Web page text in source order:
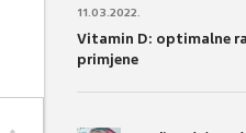
11.03.2022.
Vitamin D: optimalne
primjene